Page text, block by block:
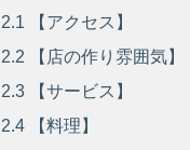
2.1 【アクセス】
2.2 【店の作り雰囲気】
2.3 【サービス】
2.4 【料理】